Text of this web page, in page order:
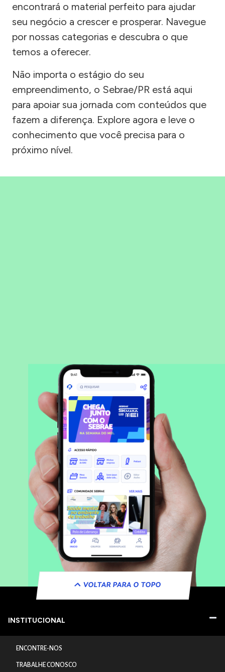
encontrará o material perfeito para ajudar
seu negócio a crescer e prosperar. Navegue
por nossas categorias e descubra o que
temos a oferecer.
Não importa o estágio do seu
empreendimento, o Sebrae/PR está aqui
para apoiar sua jornada com conteúdos que
fazem a diferença. Explore agora e leve o
conhecimento que você precisa para o
próximo nível.
VOLTAR PARA O TOPO
INSTITUCIONAL
ENCONTRE-NOS
TRABALHE CONOSCO